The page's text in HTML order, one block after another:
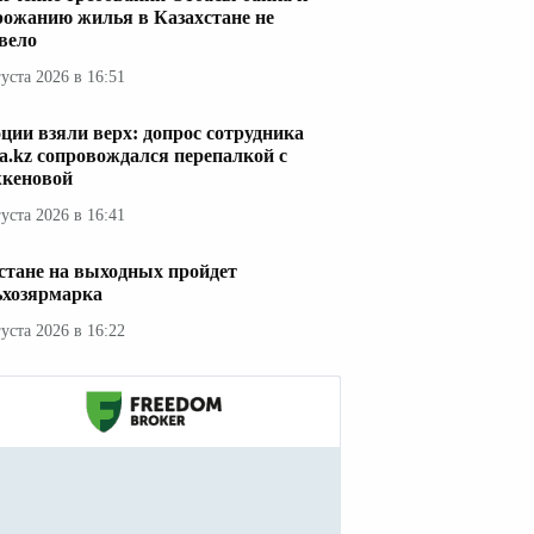
жилья в Казахстане не
2026 в 16:51
взяли верх: допрос сотрудника
сопровождался перепалкой с
2026 в 16:41
на выходных пройдет
2026 в 16:22